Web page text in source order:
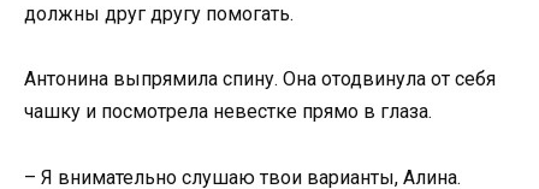
должны друг другу помогать.
Антонина выпрямила спину. Она отодвинула от себя
чашку и посмотрела невестке прямо в глаза.
– Я внимательно слушаю твои варианты, Алина.